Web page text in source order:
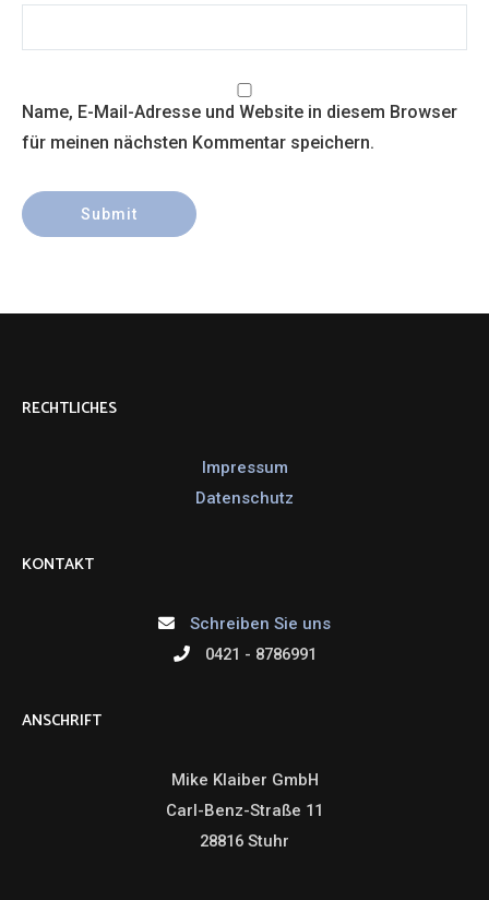
Name, E-Mail-Adresse und Website in diesem Browser
für meinen nächsten Kommentar speichern.
RECHTLICHES
Impressum
Datenschutz
KONTAKT
Schreiben Sie uns
0421 - 8786991
ANSCHRIFT
Mike Klaiber GmbH
Carl-Benz-Straße 11
28816 Stuhr